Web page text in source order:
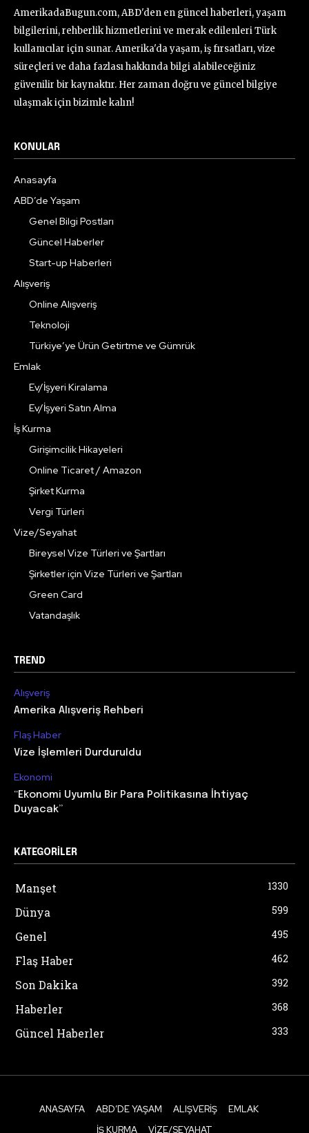
AmerikadaBugun.com, ABD'den en güncel haberleri, yaşam
bilgilerini, rehberlik hizmetlerini ve merak edilenleri Türk
kullanıcılar için sunar. Amerika'da yaşam, iş fırsatları, vize
süreçleri ve daha fazlası hakkında bilgi alabileceğiniz
güvenilir bir kaynaktır. Her zaman doğru ve güncel bilgiye
ulaşmak için bizimle kalın!
KONULAR
Anasayfa
ABD’de Yaşam
Genel Bilgi Postları
Güncel Haberler
Start-up Haberleri
Alışveriş
Online Alışveriş
Teknoloji
Türkiye’ye Ürün Getirtme ve Gümrük
Emlak
Ev/İşyeri Kiralama
Ev/İşyeri Satın Alma
İş Kurma
Girişimcilik Hikayeleri
Online Ticaret / Amazon
Şirket Kurma
Vergi Türleri
Vize/Seyahat
Bireysel Vize Türleri ve Şartları
Şirketler için Vize Türleri ve Şartları
Green Card
Vatandaşlık
TREND
Alışveriş
Amerika Alışveriş Rehberi
Flaş Haber
Vize İşlemleri Durduruldu
Ekonomi
“Ekonomi Uyumlu Bir Para Politikasına İhtiyaç
Duyacak”
KATEGORILER
Manşet 1330
Dünya 599
Genel 495
Flaş Haber 462
Son Dakika 392
Haberler 368
Güncel Haberler 333
ANASAYFA ABD’DE YAŞAM ALIŞVERIŞ
EMLAK
İŞ KURMA
VIZE/SEYAHAT